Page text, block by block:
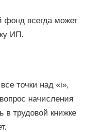
фонд всегда может
ИП.
точки над «i»,
начисления
в трудовой книжке